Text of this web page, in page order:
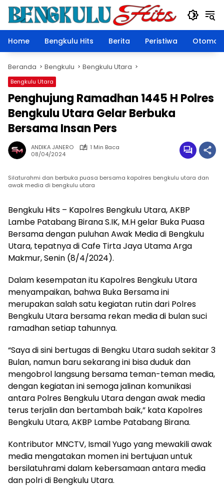
Langsung
konten
Home
Bengkulu Hits Berita Peristiwa
Beranda Bengkulu Bengkulu Utara
Bengkulu Utara
Penghujung Ramadhan 1445 H Polres
Bengkulu Utara Gelar Berbuka
Bersama Insan Pers
ANDIKA JANERO
1 Min Baca
08/04/2024
Silaturahmi dan berbuka puasa bersama kapolres bengkulu utara dan
awak media di bengkulu utara
Bengkulu Hits – Kapolres Bengkulu Utara, AKBP
Lambe Patabang Birana S.IK, M.H gelar Buka Puasa
Bersama dengan puluhan Awak Media di Bengkulu
Utara, tepatnya di Cafe Tirta Jaya Utama Arga
Makmur, Senin (8/4/2024).
Dalam kesempatan itu Kapolres Bengkulu Utara
menyampaikan, bahwa Buka Bersama ini
merupakan salah satu kegiatan rutin dari Polres
Bengkulu Utara bersama rekan media di bulan suci
ramadhan setiap tahunnya.
“Saya di sini bertugas di Bengku Utara sudah sekitar 3
Bulan, namun baru sekarang ini bisa duduk dan
mengobrol langsung bersama teman-teman media,
dengan kegiatan ini semoga jalinan komunikasi
antara Polres Bengkulu Utara dengan awak media
terus terjalin dan bertambah baik,” kata Kapolres
Bengkulu Utara, AKBP Lambe Patabang Birana.
Kontributor MNCTV, Ismail Yugo yang mewakili awak
media mengatakan momen ini bertujuan untuk
bersilatuhrami dalam kebersamaan antara media
dan polri di Bengkulu Utara.